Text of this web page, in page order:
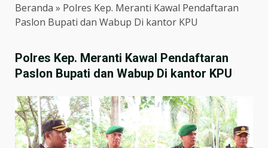
Beranda » Polres Kep. Meranti Kawal Pendaftaran
Paslon Bupati dan Wabup Di kantor KPU
Polres Kep. Meranti Kawal Pendaftaran
Paslon Bupati dan Wabup Di kantor KPU